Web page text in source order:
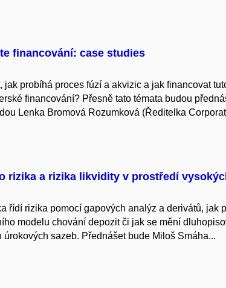
financování: case studies
jak probíhá proces fúzí a akvizic a jak financovat
financování? Přesně tato témata budou
Lenka Bromová Rozumková (Ředitelka
rizika a rizika likvidity v prostředí
řídí rizika pomocí gapových analýz a derivátů, jak
modelu chování depozit či jak se mění
úrokových sazeb. Přednášet bude Miloš Smáha...